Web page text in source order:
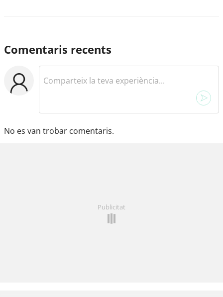
Comentaris recents
No es van trobar comentaris.
Publicitat